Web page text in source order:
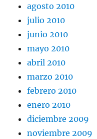
agosto 2010
julio 2010
junio 2010
mayo 2010
abril 2010
marzo 2010
febrero 2010
enero 2010
diciembre 2009
noviembre 2009